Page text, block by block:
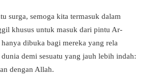
surga, semoga kita termasuk dalam
khusus untuk masuk dari pintu Ar-
dibuka bagi mereka yang rela
demi sesuatu yang jauh lebih indah:
dengan Allah.